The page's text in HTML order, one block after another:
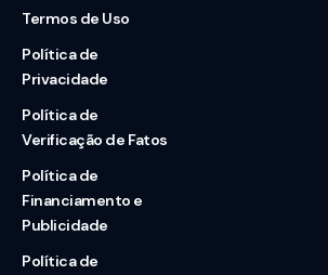
Termos de Uso
Política de
Privacidade
Política de
Verificação de Fatos
Política de
Financiamento e
Publicidade
Política de